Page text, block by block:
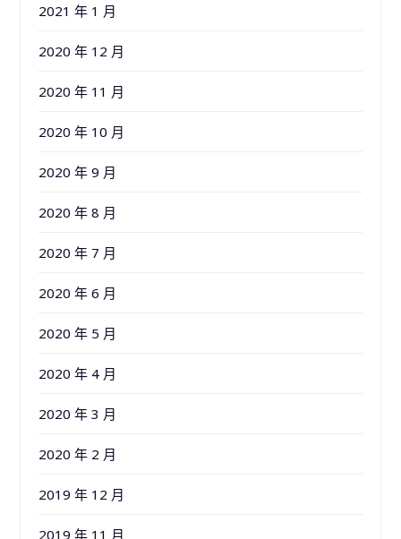
2021 年 1 月
2020 年 12 月
2020 年 11 月
2020 年 10 月
2020 年 9 月
2020 年 8 月
2020 年 7 月
2020 年 6 月
2020 年 5 月
2020 年 4 月
2020 年 3 月
2020 年 2 月
2019 年 12 月
2019 年 11 月